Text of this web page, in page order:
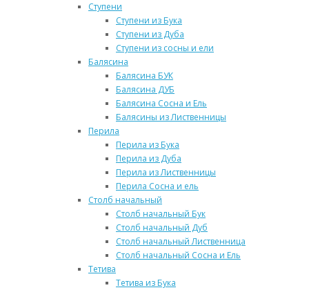
Ступени
Ступени из Бука
Ступени из Дуба
Ступени из сосны и ели
Балясина
Балясина БУК
Балясина ДУБ
Балясина Сосна и Ель
Балясины из Лиственницы
Перила
Перила из Бука
Перила из Дуба
Перила из Лиственницы
Перила Сосна и ель
Столб начальный
Столб начальный Бук
Столб начальный Дуб
Столб начальный Лиственница
Столб начальный Сосна и Ель
Тетива
Тетива из Бука